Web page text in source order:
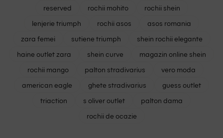
reserved
rochii mohito
rochii shein
lenjerie triumph
rochii asos
asos romania
zara femei
sutiene triumph
shein rochii elegante
haine outlet zara
shein curve
magazin online shein
rochii mango
palton stradivarius
vero moda
american eagle
ghete stradivarius
guess outlet
triaction
s oliver outlet
palton dama
rochii de ocazie